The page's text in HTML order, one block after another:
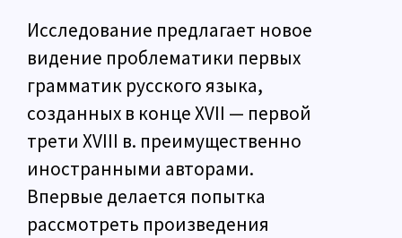
Исследование предлагает новое
видение проблематики первых
грамматик русского языка,
созданных в конце XVII — первой
трети XVIII в. преимущественно
иностранными авторами.
Впервые делается попытка
рассмотреть произведения